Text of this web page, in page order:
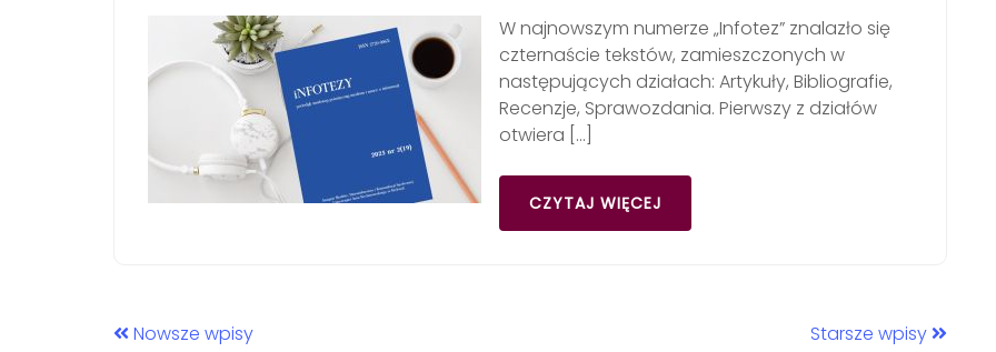
W najnowszym numerze „Infotez” znalazło się
czternaście tekstów, zamieszczonych w
następujących działach: Artykuły, Bibliografie,
Recenzje, Sprawozdania. Pierwszy z działów
otwiera […]
CZYTAJ WIĘCEJ
Nowsze wpisy Starsze wpisy